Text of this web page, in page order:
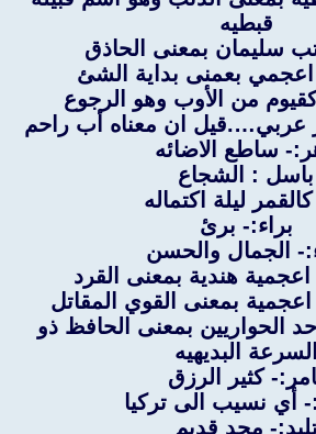
قبطيه
سليمان بمعنى الحاذق
اعجمي بعمنى بداية الشئ
من الأوب وهو الرجوع
عربي….قيل ان معناه أب راحم
ساطع الاضائه
باسل : الشجاع
ليلة اكتماله
براء:- برئ
الجمال والحسن
هندية بمعنى القرد
بمعنى القوي المقاتل
الحواريين بمعنى الحافظ ذو
السرعة البديهيه
كثير الرزق
أي نسيب الى تركيا
مجد قديم